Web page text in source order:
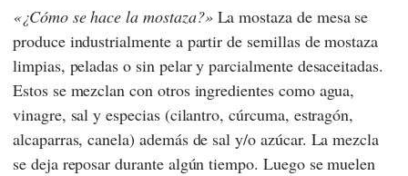
¿Cómo se hace la mostaza? La mostaza de mesa se
produce industrialmente a partir de semillas de mostaza
limpias, peladas o sin pelar y parcialmente desaceitadas.
Estos se mezclan con otros ingredientes como agua,
vinagre, sal y especias (cilantro, cúrcuma, estragón,
alcaparras, canela) además de sal y/o azúcar. La mezcla
se deja reposar durante algún tiempo. Luego se muelen